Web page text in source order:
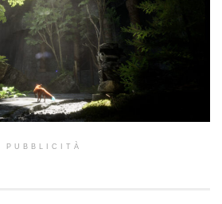
PUBBLICITÀ